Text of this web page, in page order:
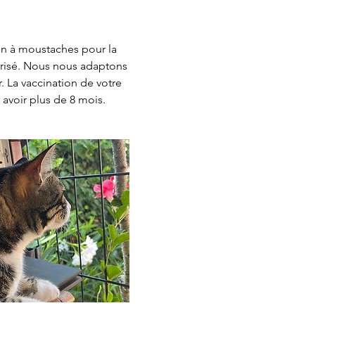
à moustaches pour la
Nous nous adaptons
La vaccination de votre
plus de 8 mois.